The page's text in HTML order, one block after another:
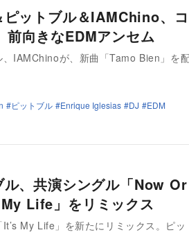
ットブル＆IAMChino、
向きなEDMアンセム
IAMChinoが、新曲「Tamo Bien」を
ピットブル Enrique Iglesias DJ EDM
、共演シングル「Now Or
Life」をリミックス
My Life」を新たにリミックス。ピッ